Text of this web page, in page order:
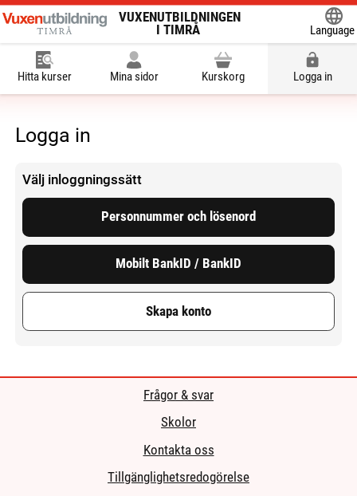
VUXENUTBILDNINGEN
I TIMRÅ
Language
Hitta kurser Mina sidor Kurskorg Logga in
Logga in
Välj inloggningssätt
Personnummer och lösenord
Mobilt BankID / BankID
Skapa konto
Frågor & svar
Skolor
Kontakta oss
Tillgänglighetsredogörelse